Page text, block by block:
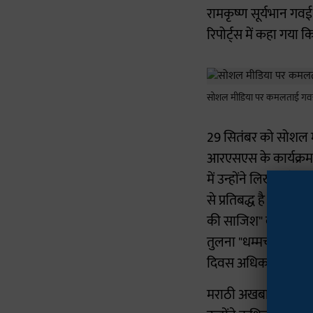
रामकृष्ण सूर्यभान
रिपोर्ट्स में कहा गया
सोशल मीडिया पर कमलताई
29 सितंबर को सोशल
आरएसएस के कार्यक्रम
में उन्होंने लिखा: "मैं
से प्रतिबद्ध है।
की साजिश" बताया
तुलना "धम्मचक्र
दिवस अधिक
मराठी अखबार